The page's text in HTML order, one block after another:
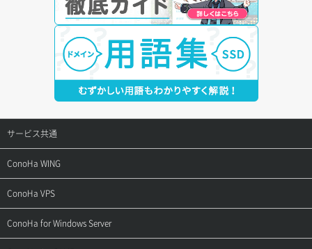
サービス共通
サポートトップ
ご契約・お支払い
用語集
ConoHa WING
サポートトップ
ご利用ガイド
ConoHa VPS
サポートトップ
ConoHa for Windows Server